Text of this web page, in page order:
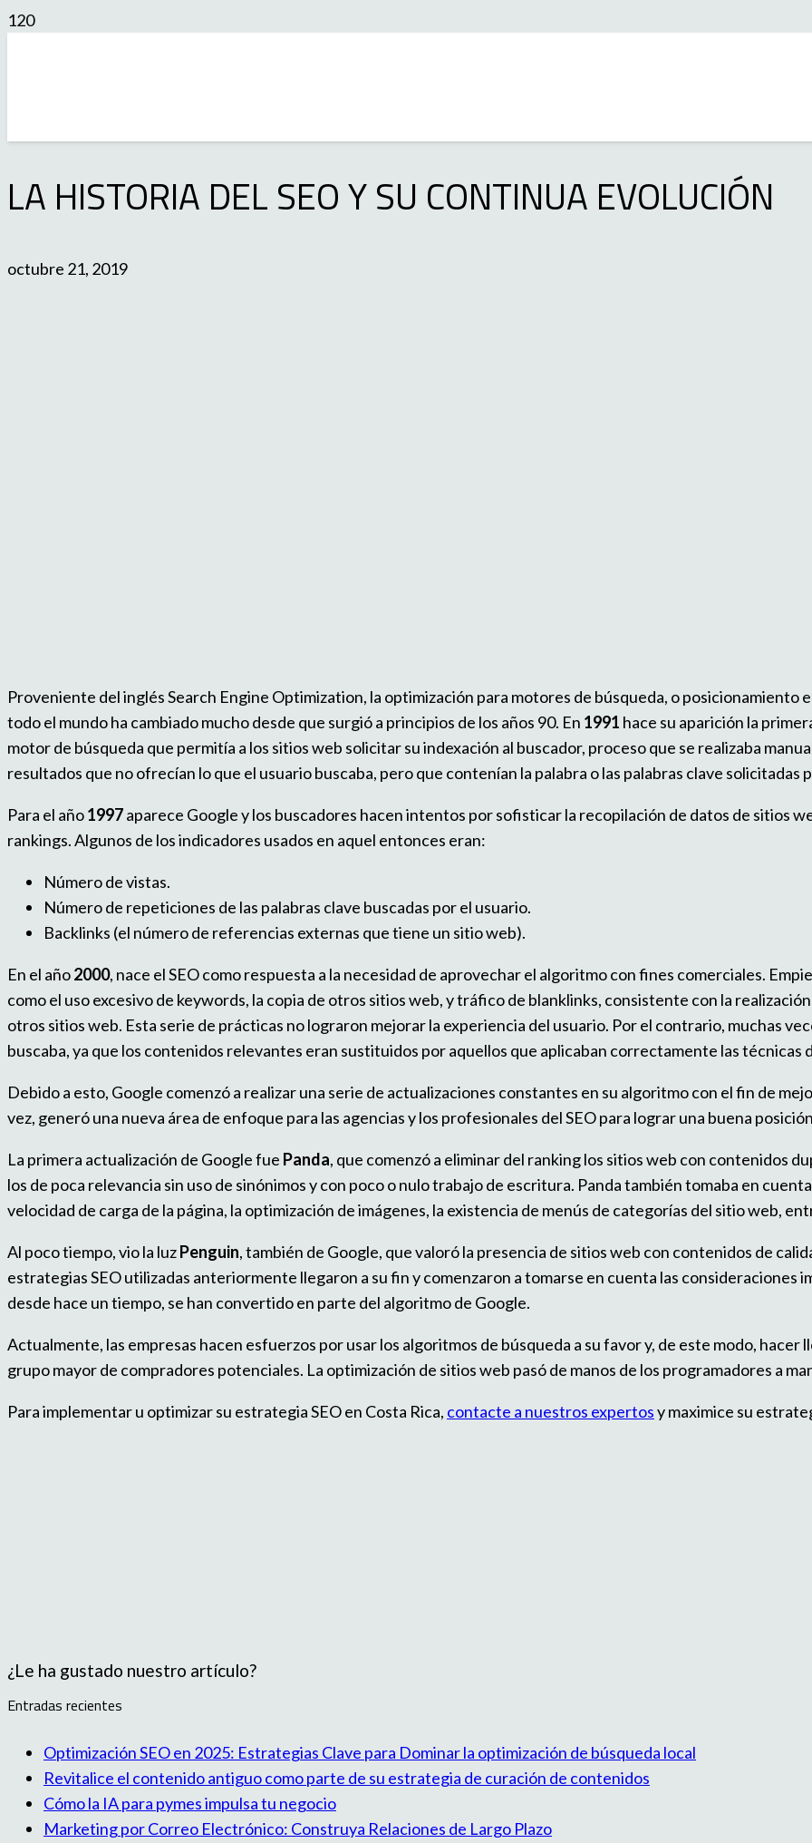
​LA HISTORIA DEL SEO Y SU CONTINUA EVOLUCIÓN
octubre 21, 2019
Proveniente del inglés Search Engine Optimization, la optimización para motores de búsqueda, o posicionamiento
todo el mundo ha cambiado mucho desde que surgió a principios de los años 90. En 1991 hace su aparición la
motor de búsqueda que permitía a los sitios web solicitar su indexación al buscador, proceso que se realizaba
resultados que no ofrecían lo que el usuario buscaba, pero que contenían la palabra o las palabras clave solicitadas
Para el año1997aparece Google y los buscadores hacen intentos por sofisticar la recopilación de datos de sitios
rankings. Algunos de los indicadores usados en aquel entonces eran:
Número de vistas.
Número de repeticiones de las palabras clave buscadas por el usuario.
Backlinks (el número de referencias externas que tiene un sitio web).
En el año2000, nace el SEO como respuesta a la necesidad de aprovechar el algoritmo con fines comerciales.
como el uso excesivo de keywords, la copia de otros sitios web, y tráfico de blanklinks, consistente con la
otros sitios web. Esta serie de prácticas no lograron mejorar la experiencia del usuario. Por el contrario, muchas
buscaba, ya que los contenidos relevantes eran sustituidos por aquellos que aplicaban correctamente las técnicas
Debido a esto, Google comenzó a realizar una serie de actualizaciones constantes en su algoritmo con el fin de
vez, generó una nueva área de enfoque para las agencias y los profesionales del SEO para lograr una buena
La primera actualización de Google fue Panda, que comenzó a eliminar del ranking los sitios web con contenidos
los de poca relevancia sin uso de sinónimos y con poco o nulo trabajo de escritura. Panda también tomaba en
velocidad de carga de la página, la optimización de imágenes, la existencia de menús de categorías del sitio web,
Al poco tiempo, vio la luzPenguin, también de Google, que valoró la presencia de sitios web con contenidos de
estrategias SEO utilizadas anteriormente llegaron a su fin y comenzaron a tomarse en cuenta las consideraciones
desde hace un tiempo, se han convertido en parte del algoritmo de Google.
Actualmente, las empresas hacen esfuerzos por usar los algoritmos de búsqueda a su favor y, de este modo, hacer
grupo mayor de compradores potenciales. La optimización de sitios web pasó de manos de los programadores a
Para implementar u optimizar su estrategia SEO en Costa Rica, contacte a nuestros expertosy maximice su
¿Le ha gustado nuestro artículo?
Entradas recientes
Optimización SEO en 2025: Estrategias Clave para Dominar la optimización de búsqueda local
Revitalice el contenido antiguo como parte de su estrategia de curación de contenidos
Cómo la IA para pymes impulsa tu negocio
Marketing por Correo Electrónico: Construya Relaciones de Largo Plazo